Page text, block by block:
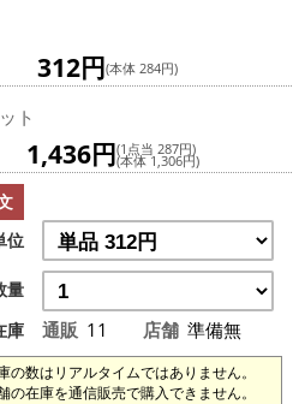
312円(本体 284円)
ト
1,436円(1点当 287円)
(本体 1,306円)
位
量
庫
通販 11 店舗 準備無
の数はリアルタイムではありません。
の在庫を通信販売で購入できません。